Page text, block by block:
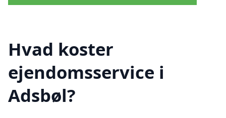
Hvad koster
ejendomsservice i
Adsbøl?